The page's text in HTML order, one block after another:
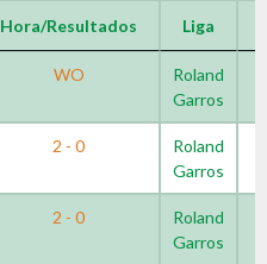
Hora/Resultados Liga
WO
Roland
Garros
2 - 0
Roland
Garros
2 - 0
Roland
Garros